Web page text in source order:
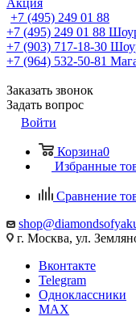
Акция
+7 (495) 249 01 88
+7 (495) 249 01 88
+7 (903) 717-18-30
+7 (964) 532-50-81
Заказать звонок
Задать вопрос
Войти
Корзина0
Избранные
Сравнение
г. Москва, ул.
Вконтакте
Telegram
Одноклассники
MAX